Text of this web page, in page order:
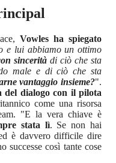
Vowles ha spiegato
e lui abbiamo un ottimo
sincerità di ciò che sta
male e di ciò che sta
vantaggio insieme?".
del dialogo con il pilota
come una risorsa
"E la vera chiave è
stata lì. Se non hai
è davvero difficile dire
successe così tante cose